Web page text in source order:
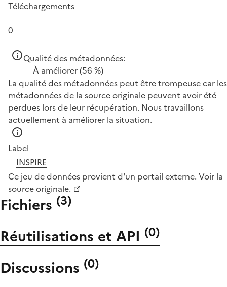
Téléchargements
0
Qualité des métadonnées:
À améliorer(56 %)
La qualité des métadonnées peut être trompeuse car les
métadonnées de la source originale peuvent avoir été
perdues lors de leur récupération. Nous travaillons
actuellement à améliorer la situation.
Label
INSPIRE
Ce jeu de données provient d'un portail externe. Voir la
source originale.
Fichiers (3)
Réutilisations et API (0)
Discussions (0)